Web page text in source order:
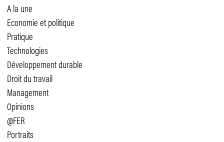
A la une
Economie et politique
Pratique
Technologies
Développement durable
Droit du travail
Management
Opinions
@FER
Portraits